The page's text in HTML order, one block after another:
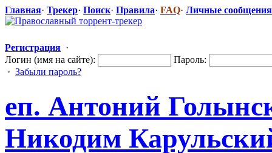
Главная· Трекер· Поиск· Правила· FAQ· Личные сообщения
Регистрация ·
Логин (имя на сайте):
Пароль:
· Забыли пароль?
еп. Антоний
Никодим